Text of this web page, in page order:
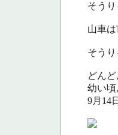
そう
山車
そう
どん
幼い
9月14